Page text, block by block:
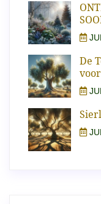
De
voor